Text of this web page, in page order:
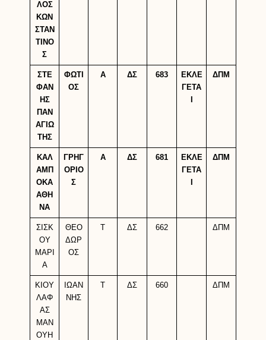
ΛΟΣ
ΚΩΝ
ΣΤΑΝ
ΤΙΝΟ
Σ
ΣΤΕ
ΦΑΝ
ΗΣ
ΠΑΝ
ΑΓΙΩ
ΤΗΣ
ΦΩΤΙ
ΟΣ
Α ΔΣ 683
ΕΚΛΕ
ΓΕΤΑ
ΔΠΜ
ΚΑΛ
ΑΜΠ
ΟΚΑ
ΑΘΗ
ΝΑ
ΓΡΗΓ
ΟΡΙΟ
Σ
Α ΔΣ 681
ΕΚΛΕ
ΓΕΤΑ
ΔΠΜ
ΣΙΣΚ
ΟΥ
ΜΑΡΙ
Α
ΘΕΟ
ΔΩΡ
ΟΣ
ΔΣ 662 ΔΠΜ
ΚΙΟΥ
ΛΑΦ
ΑΣ
ΜΑΝ
ΟΥΗ
ΙΩΑΝ
ΝΗΣ
ΔΣ 660 ΔΠΜ